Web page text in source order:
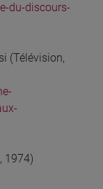
du-discours-
(Télévision,
1974)